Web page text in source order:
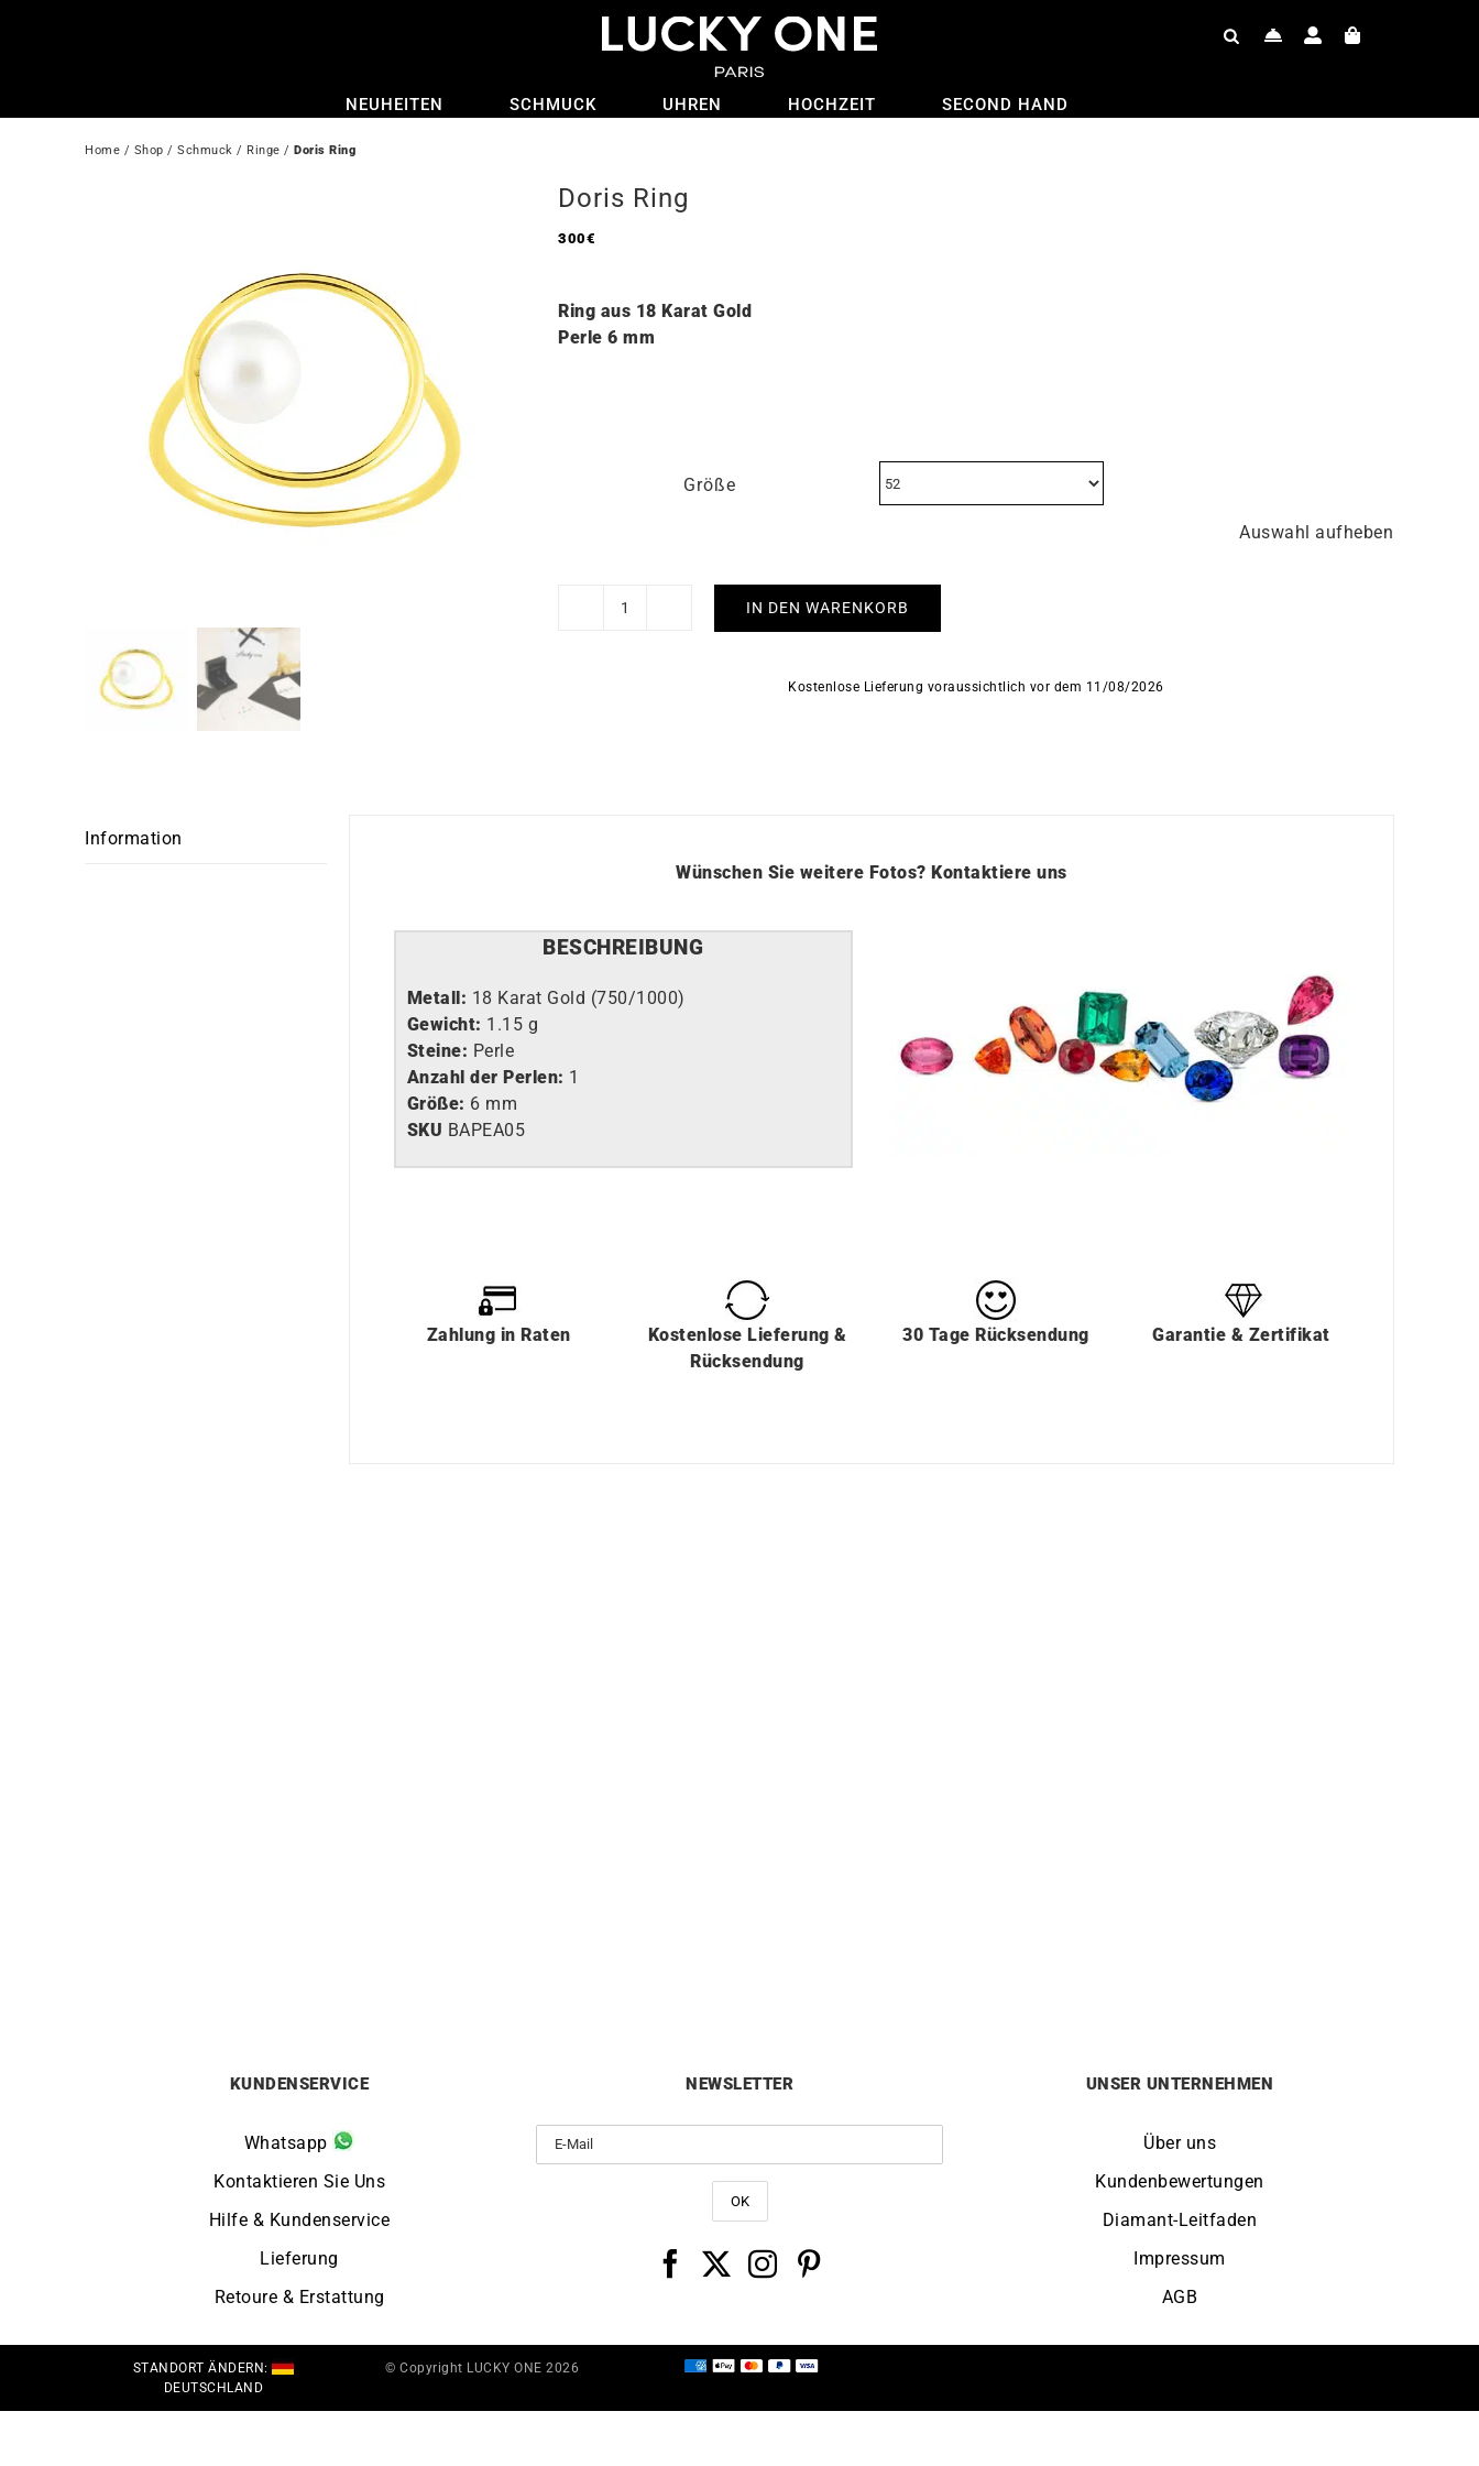
NEUHEITEN SCHMUCK UHREN HOCHZEIT SECOND HAND
Home / Shop / Schmuck / Ringe / Doris Ring
Doris Ring
300€
Ring aus 18 Karat Gold
Perle 6 mm
Größe
Auswahl aufheben
Doris
IN DEN WARENKORB
Kostenlose Lieferung voraussichtlich vor dem 11/08/2026
Information
Wünschen Sie weitere Fotos?Kontaktiere uns
BESCHREIBUNG
Metall: 18 Karat Gold (750/1000)
Gewicht: 1.15 g
Steine: Perle
Anzahl der Perlen: 1
Größe: 6 mm
SKU BAPEA05
Zahlung inRaten
Kostenlose Lieferung &
Rücksendung
30 Tage Rücksendung Garantie & Zertifikat
KUNDENSERVICE
Whatsapp
Kontaktieren Sie Uns
Hilfe & Kundenservice
Lieferung
Retoure & Erstattung
NEWSLETTER UNSER UNTERNEHMEN
Über uns
Kundenbewertungen
Diamant-Leitfaden
Impressum
AGB
STANDORT ÄNDERN:
DEUTSCHLAND
© Copyright LUCKY ONE 2026